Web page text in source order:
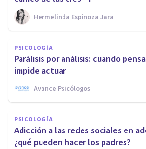
Hermelinda Espinoza Jara
PSICOLOGÍA
Parálisis por análisis: cuando
impide actuar
Avance Psicólogos
PSICOLOGÍA
Adicción a las redes sociales en
¿qué pueden hacer los padres?